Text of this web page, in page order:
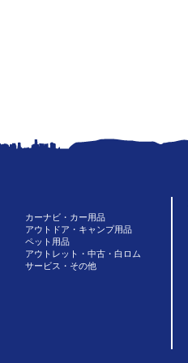
カーナビ・カー用品
アウトドア・キャンプ用品
ペット用品
アウトレット・中古・白ロム
サービス・その他